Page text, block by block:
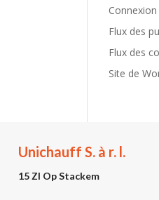
Connexion
Flux des
Flux des
Site de
Unichauff S. à r. l.
15 ZI Op Stackem